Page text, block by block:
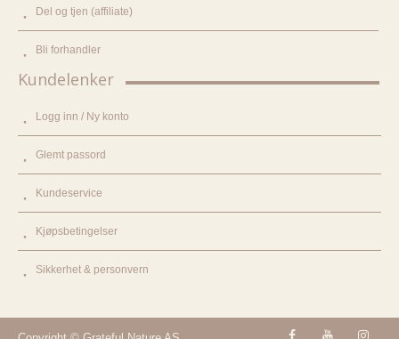
Del og tjen (affiliate)
Bli forhandler
Kundelenker
Logg inn / Ny konto
Glemt passord
Kundeservice
Kjøpsbetingelser
Sikkerhet & personvern